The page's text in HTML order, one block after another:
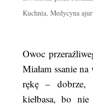
Kuchnia, Medycyna
Owoc
Miałam ssanie
rękę – dobrze,
kiełbasa, bo